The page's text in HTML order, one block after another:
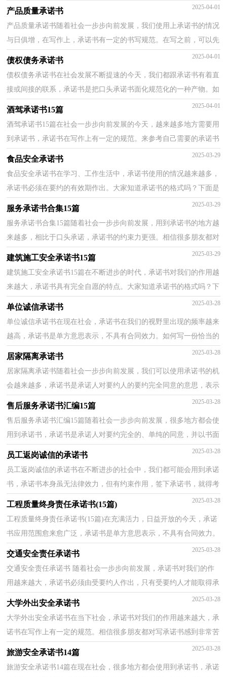
书吧！以下是小编精心整理的公司质量安全承诺书，供...
产品质量承诺书 2025-04-01
产品质量承诺书随着社会一步步向前发展，我们使用上承诺书的情况
与日俱增，在写作上，承诺书有一定的书写规范。在写之前，可以先
参考范文，下面是小编为大家整理的产品质量承诺书，仅供...
债权债务承诺书 2025-04-01
债权债务承诺书在社会发展不断提速的今天，我们都跟承诺书有着直
接或间接的联系，承诺书是把口头承诺书面化规范化的一种产物。如
何写一份恰当的承诺书呢？以下是小编精心整理的债...
酒驾承诺书15篇 2025-04-01
酒驾承诺书15篇在社会一步步向前发展的今天，越来越多地方需要用
到承诺书，承诺书在写作上有一定的规范。来参考自己需要的承诺书
吧！下面是小编为大家整理的酒驾承诺书，欢迎大家分...
食品安全承诺书 2025-03-29
食品安全承诺书在学习、工作生活中，承诺书使用的情况越来越多，
承诺书必须在要约的有效期作出。大家知道承诺书的格式吗？下面是
小编帮大家整理的食品安全承诺书，希望能够帮助到大...
服务承诺书合集15篇 2025-03-29
服务承诺书合集15篇随着社会一步步向前发展，用到承诺书的地方越
来越多，相比于口头承诺，承诺书的约束力更强。相信很多朋友都对
写承诺书感到非常苦恼吧，以下是小编为大家收集的服...
建筑施工安全承诺书15篇 2025-03-29
建筑施工安全承诺书15篇在不断进步的时代，承诺书对我们的作用越
来越大，承诺书具有完全自愿的特点。大家知道承诺书的格式吗？下
面是小编整理的建筑施工安全承诺书，仅供参考，大家一...
单位诚信承诺书 2025-03-28
单位诚信承诺书在现在社会，承诺书在我们的视野里出现的频率越来
越高，承诺书是单方意思表示，不具有合同效力。如何写一份恰当的
承诺书呢？以下是小编为大家收集的单位诚信承诺书，希...
居家隔离承诺书 2025-03-28
居家隔离承诺书随着社会一步步向前发展，我们可以使用承诺书的机
会越来越多，承诺书是承诺人对要约人的要约完全同意的意思，表示
以书面形式。如何写一份恰当的承诺书呢？下面是小编...
售后服务承诺书汇编15篇 2025-03-28
售后服务承诺书汇编15篇随着社会一步步向前发展，很多地方都会使
用到承诺书，承诺书是承诺人对要约完全的、单纯的同意，并以书面
的形式表示。承诺书的注意事项有许多，你确定会写吗...
员工返岗诚信的承诺书 2025-03-28
员工返岗诚信的承诺书在不断进步的社会中，我们都可能会用到承诺
书，承诺书本身虽无法律效力，但有约束作用，签下承诺书，就得考
验诚信。来参考自己需要的承诺书吧！下面是小编精心整理...
工程质量终身责任承诺书(15篇) 2025-03-28
工程质量终身责任承诺书(15篇)在充满活力，日益开放的今天，承诺
书应用范围愈来愈广泛，承诺书是单方意思表示，不具有合同效力。
那么一般承诺书是怎么写的呢？下面是小编为大家收集的...
交通安全责任承诺书 2025-03-28
交通安全责任承诺书 随着社会一步步向前发展，承诺书对我们的作
用越来越大，承诺书必须由受要约人作出，只有受要约人才能取得承
诺的权利，受要约人以外的第三人不享有承诺的权利。...
大学外出安全承诺书 2025-03-28
大学外出安全承诺书在当下社会，承诺书对我们的作用越来越大，承
诺书在写作上有一定的规范。相信很多朋友都对写承诺书感到非常苦
恼吧，以下是小编精心整理的大学外出安全承诺书，希...
旅游安全承诺书14篇 2025-03-28
旅游安全承诺书14篇在现在社会，很多地方都会使用到承诺书，承诺